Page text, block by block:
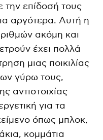
την επίδοσή τους
αργότερα. Αυτή η
ακόμη και
έχει πολλά
μιας ποικιλίας
γύρω τους,
αντιστοιχίας
για τα
όπως μπλοκ,
κομμάτια